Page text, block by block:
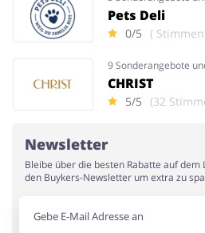
Pets Deli
0/5 (
9 Sonderangebote
CHRIST
5/5 (32
Newsletter
Bleibe über die besten Rabatte auf
den Buykers-Newsletter um extra zu